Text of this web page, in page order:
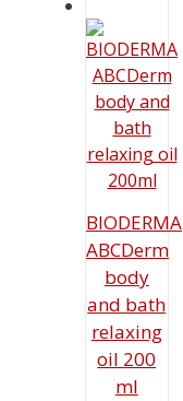
BIODERMA
ABCDerm
body
and bath
relaxing
oil 200
ml